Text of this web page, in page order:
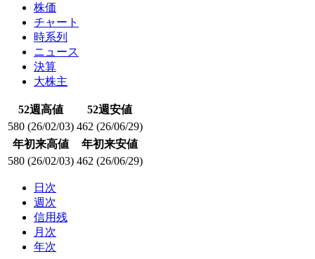
株価
チャート
時系列
ニュース
決算
大株主
52週高値
52週安値
580 (26/02/03) 462 (26/06/29)
年初来高値
年初来安値
580 (26/02/03) 462 (26/06/29)
日次
週次
信用残
月次
年次